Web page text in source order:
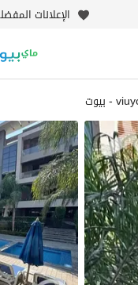
الإعلانات